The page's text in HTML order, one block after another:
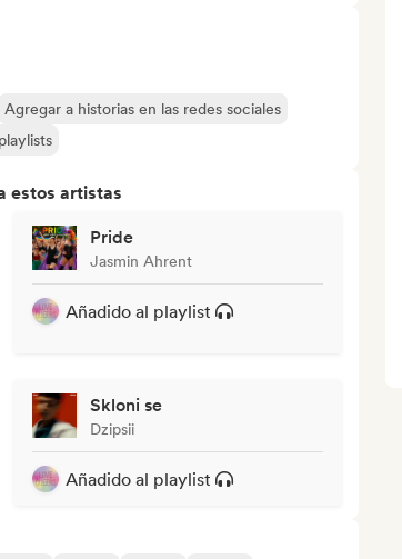
Agregar a historias en las redes sociales
estos artistas
Pride
Jasmin Ahrent
Añadido al playlist
Skloni se
Dzipsii
Añadido al playlist